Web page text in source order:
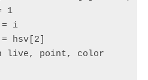
1
i
hsv[2]
live, point, color